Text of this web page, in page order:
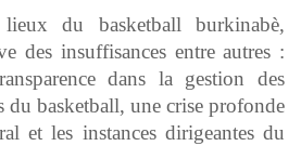
du basketball burkinabè,
des insuffisances entre autres :
dans la gestion des
du basketball, une crise profonde
et les instances dirigeantes du